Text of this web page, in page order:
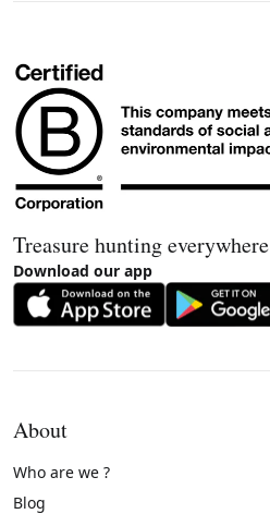
Treasure hunting everywhere
Download our app
About
Who are we ?
Blog